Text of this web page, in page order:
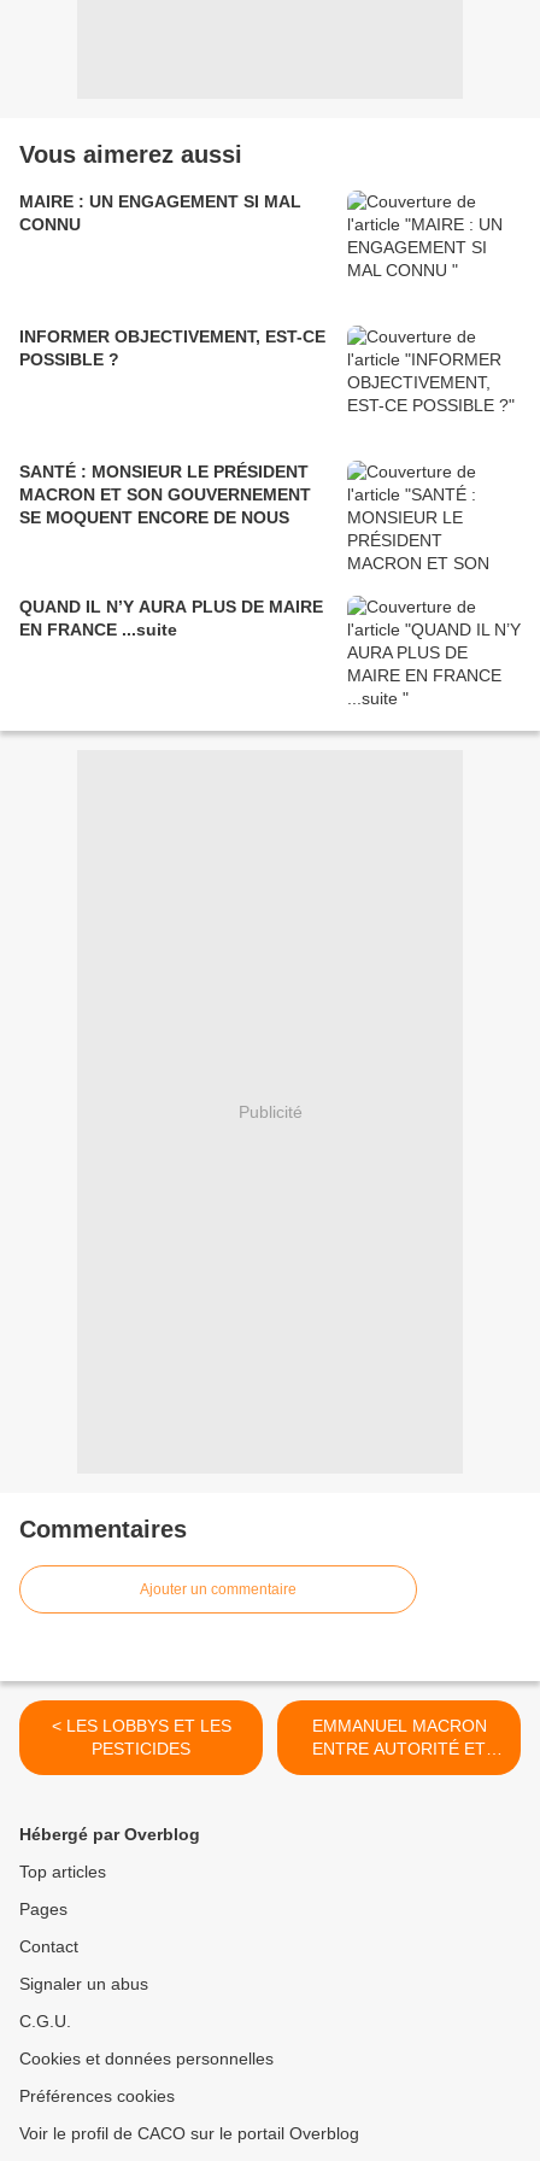
Vous aimerez aussi
MAIRE : UN ENGAGEMENT SI MAL
CONNU
INFORMER OBJECTIVEMENT, EST-CE
POSSIBLE ?
SANTÉ : MONSIEUR LE PRÉSIDENT
MACRON ET SON GOUVERNEMENT
SE MOQUENT ENCORE DE NOUS
QUAND IL N’Y AURA PLUS DE MAIRE
EN FRANCE ...suite
Publicité
Commentaires
Ajouter un commentaire
< LES LOBBYS ET LES
PESTICIDES
EMMANUEL MACRON
ENTRE AUTORITÉ ET
AUTORITARISME >
Hébergé par Overblog
Top articles
Pages
Contact
Signaler un abus
C.G.U.
Cookies et données personnelles
Préférences cookies
Voir le profil de CACO sur le portail Overblog